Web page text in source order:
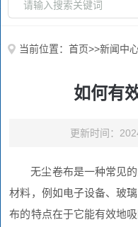
当前位置：首页>>新闻中
如何有
更新时间：
无尘卷布是一种常见
材料，例如电子设备、玻
布的特点在于它能有效地